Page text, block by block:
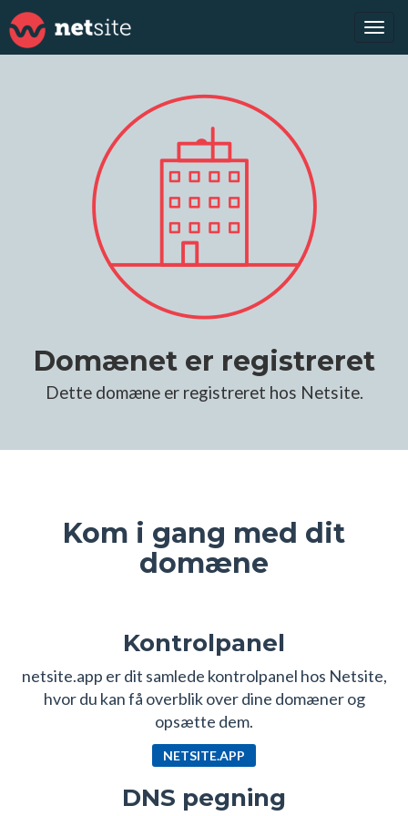
Domænet er registreret
Dette domæne er registreret hos Netsite.
Kom i gang med dit
domæne
Kontrolpanel
netsite.app er dit samlede kontrolpanel hos Netsite,
hvor du kan få overblik over dine domæner og
opsætte dem.
NETSITE.APP
DNS pegning